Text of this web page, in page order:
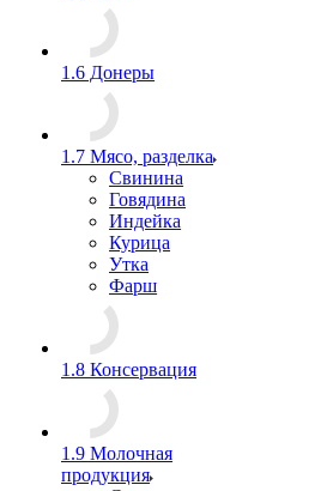
1.6 Донеры
1.7 Мясо, разделка
Свинина
Говядина
Индейка
Курица
Утка
Фарш
1.8 Консервация
1.9 Молочная
продукция